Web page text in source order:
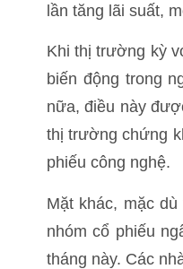
lần tăng lãi suất,
Khi thị trường kỳ
biến động trong
nữa, điều này
thị trường chứng
phiếu công nghệ.
Mặt khác, mặc
nhóm cổ phiếu
tháng này. Các